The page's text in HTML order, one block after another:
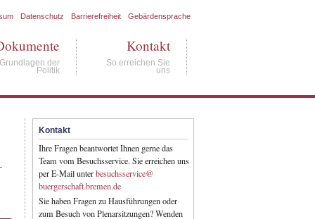
Datenschutz Barrierefreiheit Gebärdensprache
Grundlagen der
Politik
Kontakt
So erreichen Sie
uns
Kontakt
Ihre Fragen beantwortet Ihnen gerne das
Team vom Besuchsservice. Sie erreichen uns
per E-Mail unterbesuchsservice@
buergerschaft.bremen.de
Sie haben Fragen zu Hausführungen oder
zum Besuch von Plenarsitzungen? Wenden